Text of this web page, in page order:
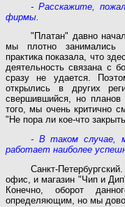
- Расскажите,
фирмы.
"Платан" давно
мы плотно занимались
практика показала, что
деятельность связана с
сразу не удается.
открылись в других
свершившийся, но
того, мы очень критично
"Не пора ли кое-что
- В таком случае,
работает наиболее
Санкт-
офис, и магазин "Чип и
Конечно, оборот
определяющим, но мы